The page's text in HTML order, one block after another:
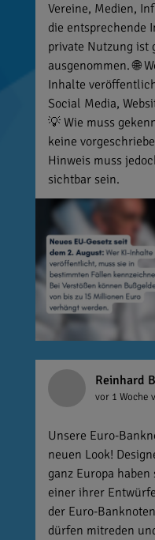
Vereine, Medien,
die entsprechende
private Nutzung ist
ausgenommen. 🌐
Inhalte
Social Media,
💡 Wie muss
keine
Hinweis muss
sichtbar sein.
Reinhard
vor 1 Woche
Unsere Euro-
neuen Look!
ganz Europa
einer ihrer
der Euro-
dürfen mitreden